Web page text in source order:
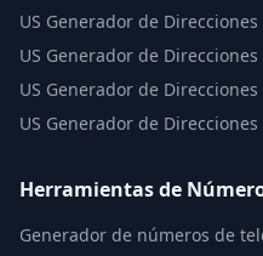
US Generador de
US Generador de
US Generador de
US Generador de
Herramientas de
Generador de números de